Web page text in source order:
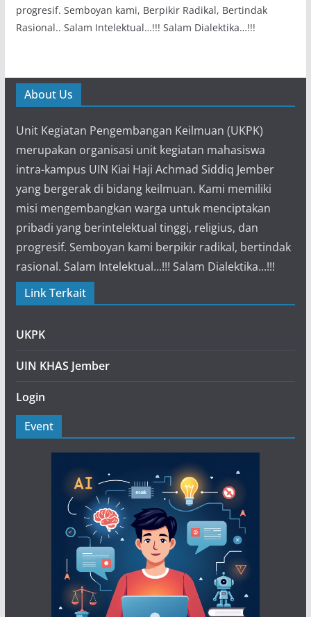
progresif. Semboyan kami, Berpikir Radikal, Bertindak
Rasional.. Salam Intelektual…!!! Salam Dialektika…!!!
About Us
Unit Kegiatan Pengembangan Keilmuan (UKPK)
merupakan organisasi unit kegiatan mahasiswa
intra-kampus UIN Kiai Haji Achmad Siddiq Jember
yang bergerak di bidang keilmuan. Kami memiliki
misi mengembangkan warga untuk menciptakan
pribadi yang berintelektual tinggi, religius, dan
progresif. Semboyan kami berpikir radikal, bertindak
rasional. Salam Intelektual...!!! Salam Dialektika...!!!
Link Terkait
UKPK
UIN KHAS Jember
Login
Event